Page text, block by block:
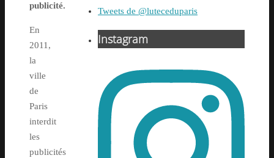
publicité.
En
2011,
la
ville
de
Paris
interdit
les
publicités
Tweets de @luteceduparis
Instagram